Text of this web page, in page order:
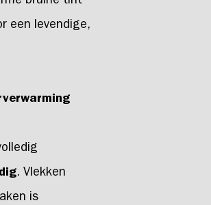
een levendige,
. Vlekken
is